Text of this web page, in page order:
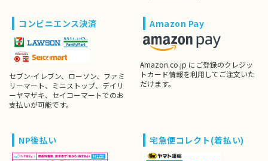
コンビニエンス決済
セブン-イレブン、ローソン、ファミ
リーマート、ミニストップ、デイリ
ーヤマザキ、セイコーマートでのお
支払いが可能です。
Amazon Pay
Amazon.co.jp にご登録のクレジッ
トカード情報を利用してご注文いた
だけます。
NP後払い 宅急便コレクト(着払い)